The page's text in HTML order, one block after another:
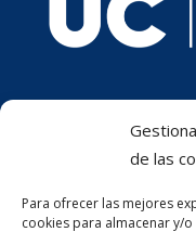
de las
Para ofrecer las mejores
cookies para almacenar y/